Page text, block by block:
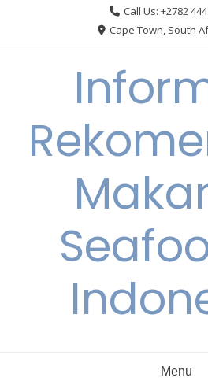
Call Us: +2782 444
Cape Town, South
Menu